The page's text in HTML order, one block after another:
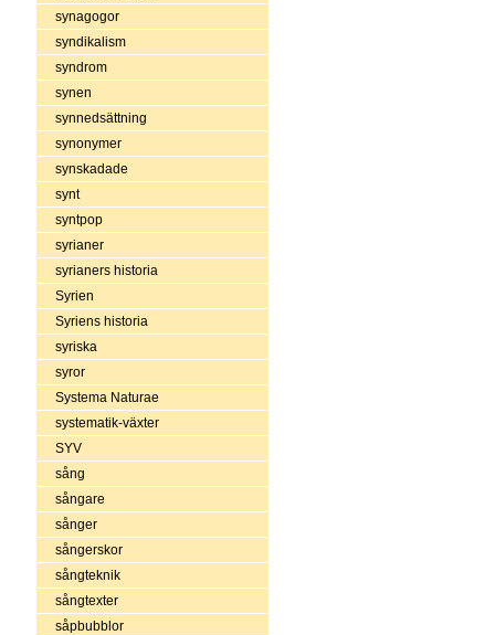
synagogor
syndikalism
syndrom
synen
synnedsättning
synonymer
synskadade
synt
syntpop
syrianer
syrianers historia
Syrien
Syriens historia
syriska
syror
Systema Naturae
systematik-växter
SYV
sång
sångare
sånger
sångerskor
sångteknik
sångtexter
såpbubblor